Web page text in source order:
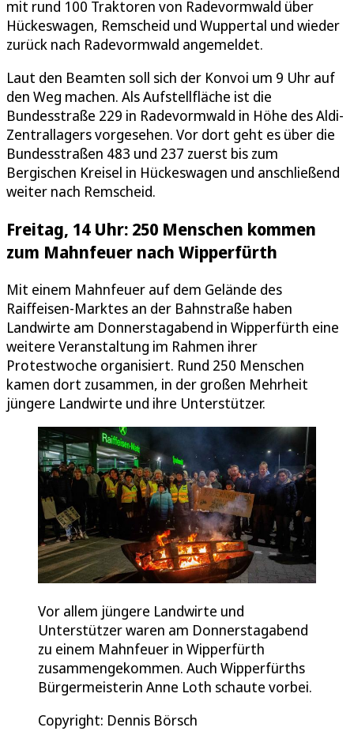
mit rund 100 Traktoren von Radevormwald über
Hückeswagen, Remscheid und Wuppertal und wieder
zurück nach Radevormwald angemeldet.
Laut den Beamten soll sich der Konvoi um 9 Uhr auf
den Weg machen. Als Aufstellfläche ist die
Bundesstraße 229 in Radevormwald in Höhe des Aldi-
Zentrallagers vorgesehen. Vor dort geht es über die
Bundesstraßen 483 und 237 zuerst bis zum
Bergischen Kreisel in Hückeswagen und anschließend
weiter nach Remscheid.
Freitag, 14 Uhr: 250 Menschen kommen
zum Mahnfeuer nach Wipperfürth
Mit einem Mahnfeuer auf dem Gelände des
Raiffeisen-Marktes an der Bahnstraße haben
Landwirte am Donnerstagabend in Wipperfürth eine
weitere Veranstaltung im Rahmen ihrer
Protestwoche organisiert. Rund 250 Menschen
kamen dort zusammen, in der großen Mehrheit
jüngere Landwirte und ihre Unterstützer.
Vor allem jüngere Landwirte und
Unterstützer waren am Donnerstagabend
zu einem Mahnfeuer in Wipperfürth
zusammengekommen. Auch Wipperfürths
Bürgermeisterin Anne Loth schaute vorbei.
Copyright: Dennis Börsch